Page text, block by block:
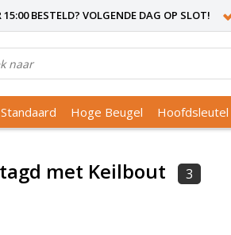
15:00 BESTELD? VOLGENDE DAG OP SLOT!
Standaard Hoge Beugel Hoofdsleutel
met Keilbout 3